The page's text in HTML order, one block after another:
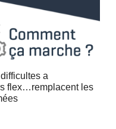
a
flex…remplacent les